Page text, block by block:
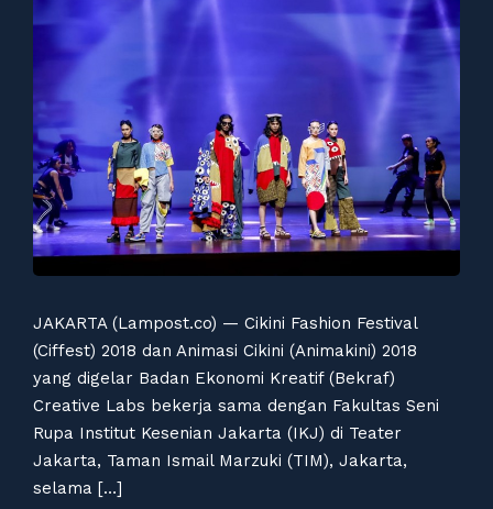
JAKARTA (Lampost.co) — Cikini Fashion Festival
(Ciffest) 2018 dan Animasi Cikini (Animakini) 2018
yang digelar Badan Ekonomi Kreatif (Bekraf)
Creative Labs bekerja sama dengan Fakultas Seni
Rupa Institut Kesenian Jakarta (IKJ) di Teater
Jakarta, Taman Ismail Marzuki (TIM), Jakarta,
selama […]